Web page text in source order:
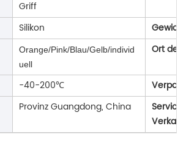
Griff
Silikon
Gewicht
Orange/Pink/Blau/Gelb/individ
uell
Ort des
-40-200℃
Provinz Guangdong, China
Verkauf